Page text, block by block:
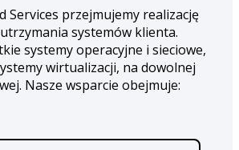
Services przejmujemy realizację
systemów klienta.
systemy operacyjne i sieciowe,
wirtualizacji, na dowolnej
Nasze wsparcie obejmuje: